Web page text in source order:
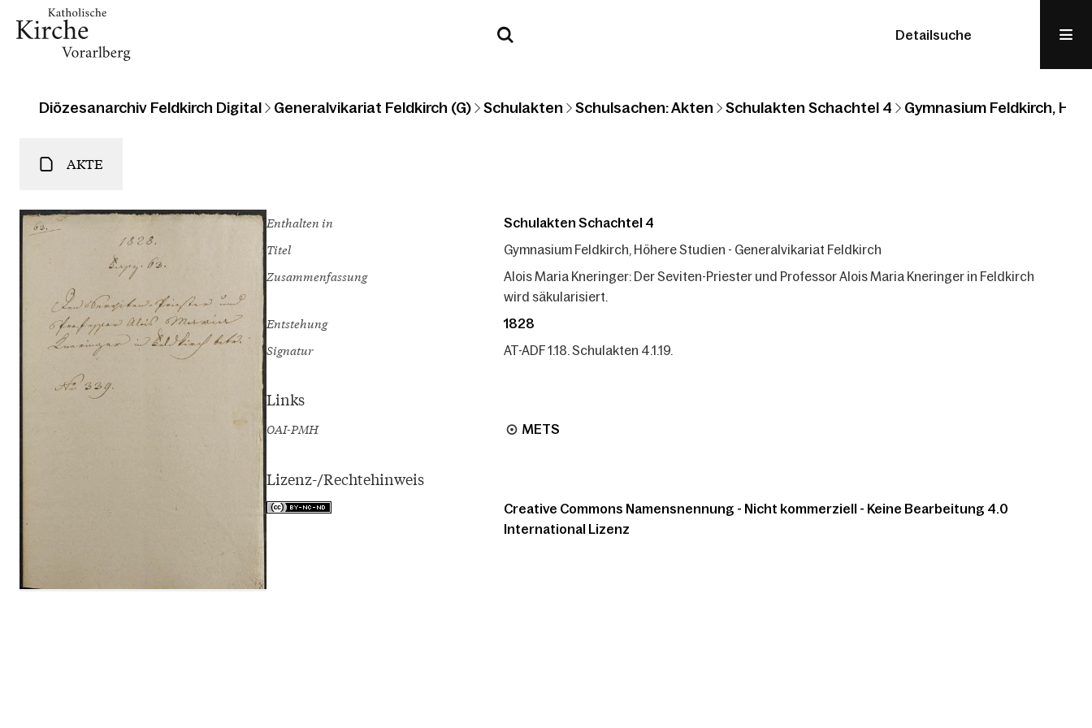
Detailsuche
Diözesanarchiv Feldkirch Digital Generalvikariat Feldkirch (G) Schulakten Schulsachen: Akten Schulakten Schachtel 4 Gymnasium Feldkirch,
AKTE
Enthalten in Schulakten Schachtel 4
Titel Gymnasium Feldkirch, Höhere Studien - Generalvikariat Feldkirch
Zusammenfassung
Alois Maria Kneringer: Der Seviten-Priester und Professor Alois Maria Kneringer in Feldkirch
wird säkularisiert.
Entstehung 1828
Signatur AT-ADF 1.18. Schulakten 4.1.19.
Links
OAI-PMH METS
Lizenz-/Rechtehinweis
Creative Commons Namensnennung - Nicht kommerziell - Keine Bearbeitung 4.0
International Lizenz